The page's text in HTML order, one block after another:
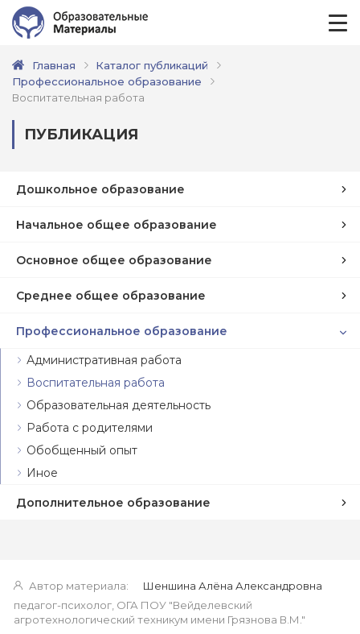
Главная
Каталог публикаций
Профессиональное образование
Воспитательная работа
ПУБЛИКАЦИЯ
Дошкольное образование
Начальное общее образование
Основное общее образование
Среднее общее образование
Профессиональное образование
Административная работа
Воспитательная работа
Образовательная деятельность
Работа с родителями
Обобщенный опыт
Иное
Дополнительное образование
Автор материала:
Шеншина Алёна Александровна
педагог-психолог, ОГА ПОУ "Вейделевский
агротехнологический техникум имени Грязнова В.М."